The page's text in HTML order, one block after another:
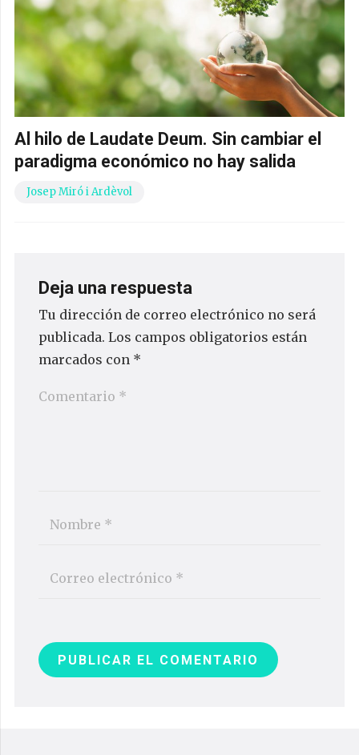
Al hilo de Laudate Deum. Sin cambiar el
paradigma económico no hay salida
Josep Miró i Ardèvol
Deja una respuesta
Tu dirección de correo electrónico no será
publicada. Los campos obligatorios están
marcados con *
PUBLICAR EL COMENTARIO